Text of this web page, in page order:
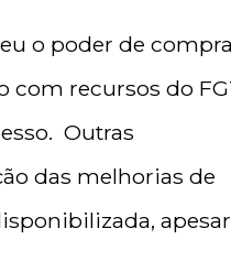
o poder de compra
com recursos do
Outras
das melhorias de